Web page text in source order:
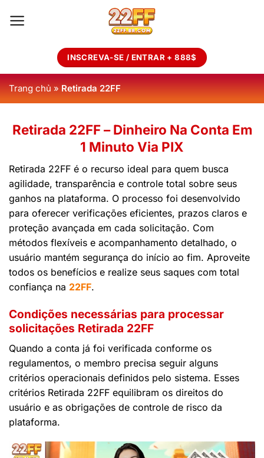
INSCREVA-SE / ENTRAR + 888$
Trang chủ»Retirada 22FF
Retirada 22FF – Dinheiro Na Conta Em
1 Minuto Via PIX
Retirada 22FF é o recurso ideal para quem busca
agilidade, transparência e controle total sobre seus
ganhos na plataforma. O processo foi desenvolvido
para oferecer verificações eficientes, prazos claros e
proteção avançada em cada solicitação. Com
métodos flexíveis e acompanhamento detalhado, o
usuário mantém segurança do início ao fim. Aproveite
todos os benefícios e realize seus saques com total
confiança na 22FF.
Condições necessárias para processar
solicitações Retirada 22FF
Quando a conta já foi verificada conforme os
regulamentos, o membro precisa seguir alguns
critérios operacionais definidos pelo sistema. Esses
critérios Retirada 22FF equilibram os direitos do
usuário e as obrigações de controle de risco da
plataforma.